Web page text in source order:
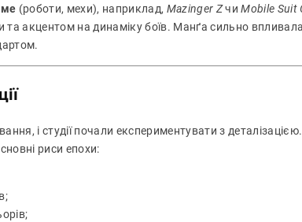
(роботи, мехи), наприклад, Mazinger ZчиMobile Suit
акцентом на динаміку боїв. Манґа сильно впливала
і студії почали експериментувати з
риси епохи: